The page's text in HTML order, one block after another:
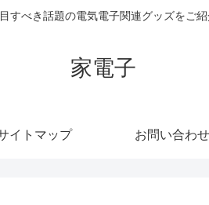
すべき話題の電気電子関連グッズをご紹
家電子
イトマップ お問い合わせ